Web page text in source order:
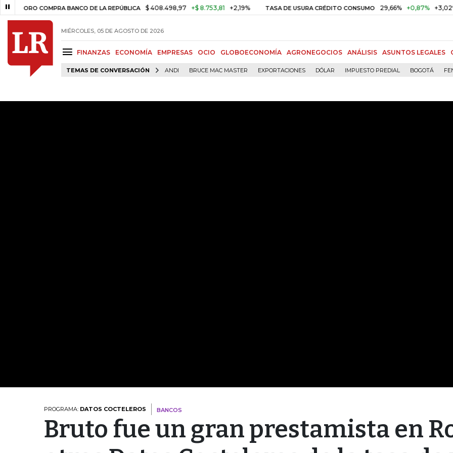
ORO COMPRA BANCO DE LA REPÚBLICA $ 408.498,97 +$ 8.753,81 +2,19% TASA DE USURA CRÉDITO CONSUMO 29,66% +0,87% +3,02%
MIÉRCOLES, 05 DE AGOSTO DE 2026
FINANZAS ECONOMÍA EMPRESAS OCIO GLOBOECONOMÍA AGRONEGOCIOS ANÁLISIS ASUNTOS LEGALES
TEMAS DE CONVERSACIÓN ANDI BRUCE MAC MASTER EXPORTACIONES DÓLAR IMPUESTO PREDIAL BOGOTÁ
PROGRAMA: DATOS COCTELEROS BANCOS
Bruto fue un gran prestamista en